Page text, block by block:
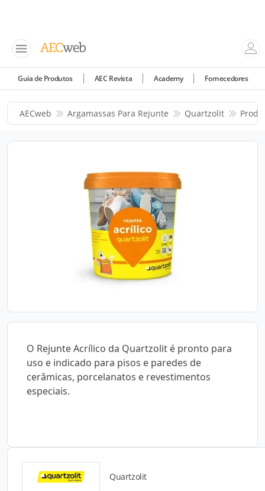
Guia de Produtos AEC Revista Academy Fornecedores
AECweb Argamassas Para Rejunte Quartzolit
O Rejunte Acrílico da Quartzolit é pronto para
uso e indicado para pisos e paredes de
cerâmicas, porcelanatos e revestimentos
especiais.
Quartzolit
Catálogos para Download